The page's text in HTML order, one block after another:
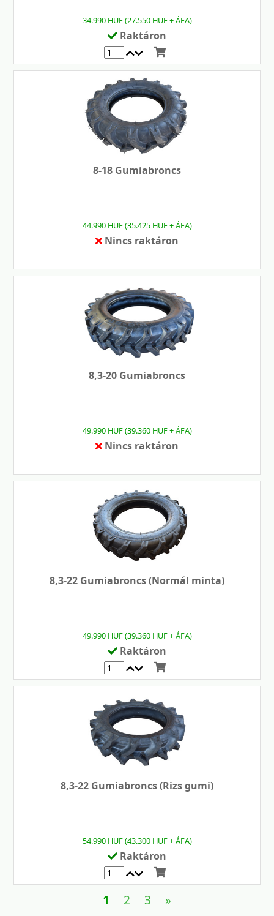
34.990 HUF (27.550 HUF + ÁFA)
Raktáron
8-18 Gumiabroncs
44.990 HUF (35.425 HUF + ÁFA)
Nincs raktáron
8,3-20 Gumiabroncs
49.990 HUF (39.360 HUF + ÁFA)
Nincs raktáron
8,3-22 Gumiabroncs (Normál minta)
49.990 HUF (39.360 HUF + ÁFA)
Raktáron
8,3-22 Gumiabroncs (Rizs gumi)
54.990 HUF (43.300 HUF + ÁFA)
Raktáron
1 2 3 »